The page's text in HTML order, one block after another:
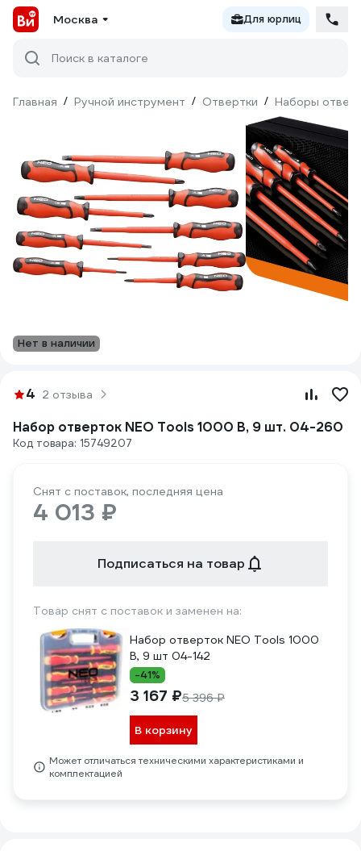
Москва Для юрлиц
Поиск в каталоге
Главная / Ручной инструмент / Отвертки / Наборы
Нет в наличии
4 2 отзыва
Набор отверток NEO Tools 1000 В, 9 шт. 04-260
Код товара: 15749207
Снят с поставок, последняя цена
4 013 ₽
Подписаться на товар
Товар снят с поставок и заменен на:
Набор отверток NEO Tools 1000
В, 9 шт 04-142
-41%
3 167 ₽5 396 ₽
В корзину
Может отличаться техническими характеристиками и
комплектацией